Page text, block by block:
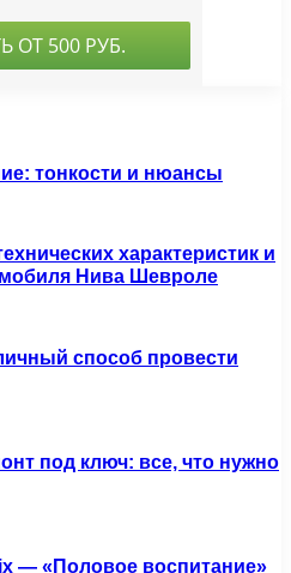
тонкости и нюансы
характеристик и
Нива Шевроле
способ провести
под ключ: все, что нужно
— «Половое воспитание»